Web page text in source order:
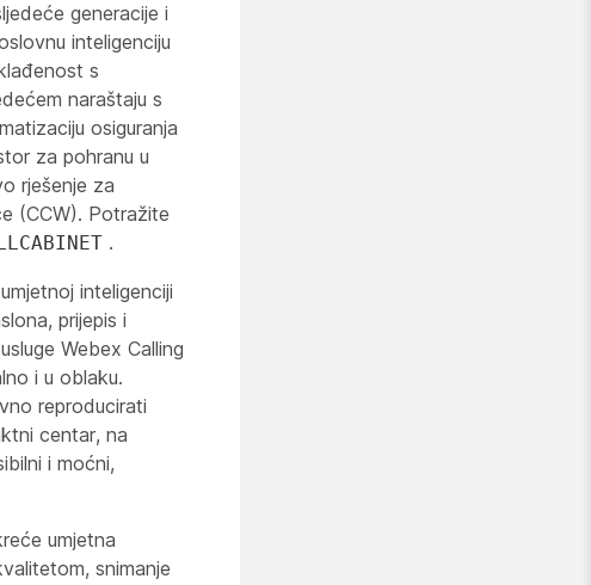
generacije i
inteligenciju
s
naraštaju s
osiguranja
za pohranu u
rješenje za
(CCW). Potražite
.
inteligenciji
prijepis i
Webex Calling
i u oblaku.
reproducirati
centar, na
i moćni,
umjetna
snimanje